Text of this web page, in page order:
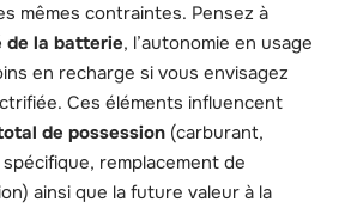
mêmes contraintes. Pensez à
de la batterie, l’autonomie en usage
en recharge si vous envisagez
Ces éléments influencent
de possession (carburant,
remplacement de
ainsi que la future valeur à la